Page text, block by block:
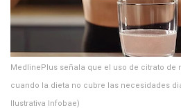
MedlinePlus señala que el uso de citrato
cuando la dieta no cubre las necesidades
Ilustrativa Infobae)